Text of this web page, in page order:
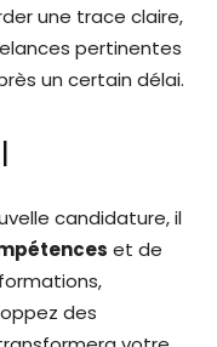
une trace claire,
pertinentes
un certain délai.
candidature, il
et de
des